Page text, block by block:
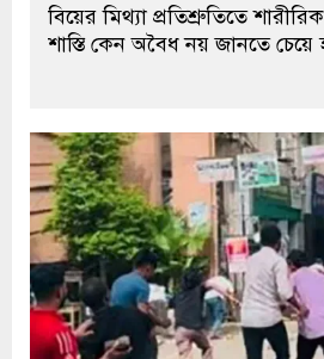
বিয়ের মিথ্যা প্রতিশ্রুতিতে
শাস্তি কেন অবৈধ নয় জানতে